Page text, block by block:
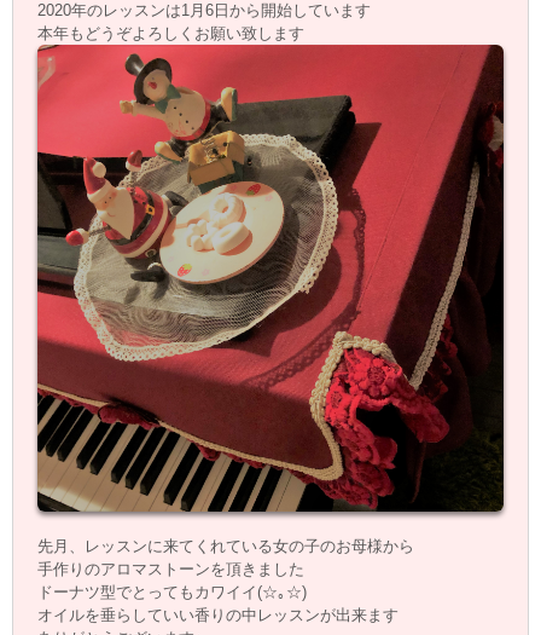
2020年のレッスンは1月6日から開始しています
本年もどうぞよろしくお願い致します
先月、レッスンに来てくれている女の子のお母様から
手作りのアロマストーンを頂きました
ドーナツ型でとってもカワイイ(☆｡☆)
オイルを垂らしていい香りの中レッスンが出来ます